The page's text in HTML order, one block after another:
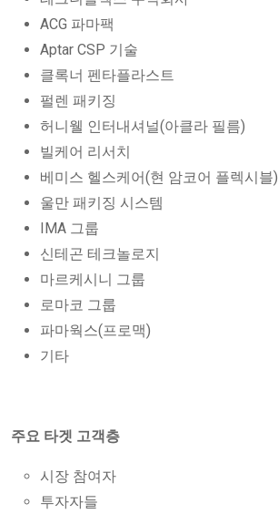
ACG 파마팩
Aptar CSP 기술
클록너 펜타플라스트
펄렌 패키징
허니웰 인터내셔널(아클라 필름)
빌케어 리서치
베미스 헬스케어(현 암코어 플렉시블)
울만 패키징 시스템
IMA 그룹
신테곤 테크놀로지
마르케시니 그룹
로마코 그룹
파마웍스(프로맥)
기타
주요 타겟 고객층
시장 참여자
투자자들